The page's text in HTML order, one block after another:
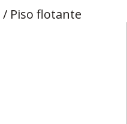
/ Piso flotante